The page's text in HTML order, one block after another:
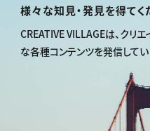
様々な知見・発見を得てく
CREATIVE VILLAGEは、 クリ
な各種コンテンツを発信してい